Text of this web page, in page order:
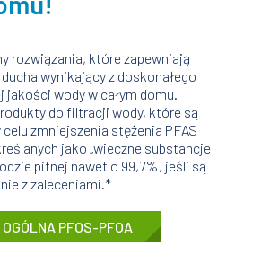
rozwiązania, które zapewniają
wynikający z doskonałego
jakości wody w całym domu.
do filtracji wody, które są
zmniejszenia stężenia PFAS
jako „wieczne substancje
pitnej nawet o 99,7%, jeśli są
z zaleceniami.*
PFOS-PFOA